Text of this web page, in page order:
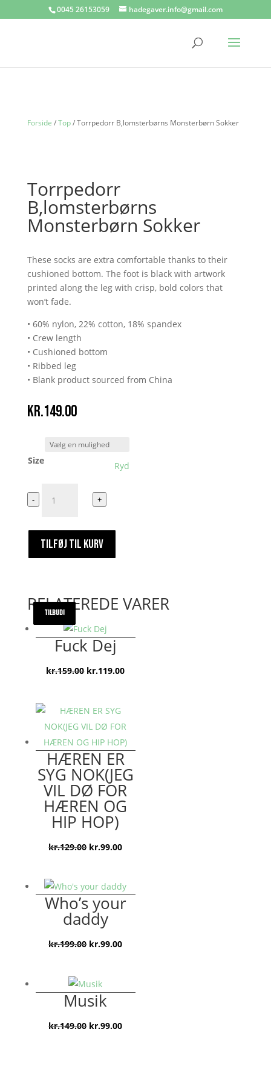
0045 26153059 hadegaver.info@gmail.com
Forside /Top/ Torrpedorr B,lomsterbørns Monsterbørn Sokker
Torrpedorr
B,lomsterbørns
Monsterbørn Sokker
These socks are extra comfortable thanks to their
cushioned bottom. The foot is black with artwork
printed along the leg with crisp, bold colors that
won’t fade.
• 60% nylon, 22% cotton, 18% spandex
• Crew length
• Cushioned bottom
• Ribbed leg
• Blank product sourced from China
kr.149.00
Size Ryd
Torrpedorr
B,lomsterbørns
Sokker
antal
- +
TILFØJ TIL KURV
RELATEREDE VARER
TILBUD!
Fuck Dej
kr.159.00 Den
var:
kr.159.00.
kr.119.00Den
kr.119.00.
TILBUD!
HÆREN ER
SYG NOK(JEG
VIL DØ FOR
HÆREN OG
HIP HOP)
kr.129.00 Den
var:
kr.129.00.
kr.99.00Den
er:
kr.99.00.
TILBUD!
Who’s your
daddy
kr.199.00 Den
var:
kr.199.00.
kr.99.00Den
er:
TILBUD!
Musik
kr.149.00 Den
kr.99.00Den